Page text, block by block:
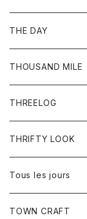
ワンピース
コート
Ｇジャン
ボトム
ジーンズ
ボトム
ショートパンツ
THE DAY
トップス
Tシャツ
THOUSAND MILE
THREELOG
トップス
Tシャツ
THRIFTY LOOK
Tous les jours
トップス
TOWN CRAFT